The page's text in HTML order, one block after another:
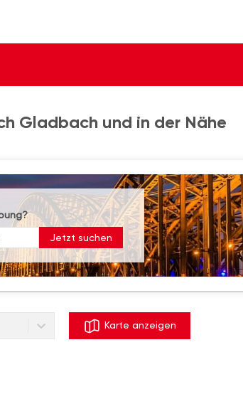
Gladbach und in der Nähe
Jetzt suchen
Karte anzeigen